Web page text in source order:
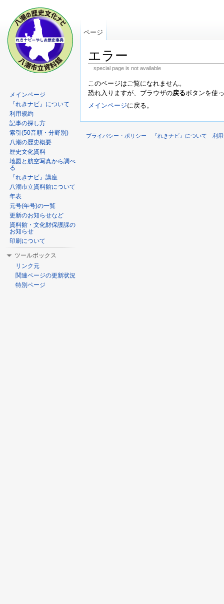
エラー
special page is not available
このページはご覧になれません。
恐れ入りますが、ブラウザの戻るボタンを使
メインページに戻る。
ページ
メインページ
『れきナビ』について
利用規約
記事の探し方
索引(50音順・分野別)
八潮の歴史概要
歴史文化資料
地図と航空写真から調べ
る
『れきナビ』講座
八潮市立資料館について
年表
元号(年号)の一覧
更新のお知らせなど
資料館・文化財保護課の
お知らせ
印刷について
ツールボックス
リンク元
関連ページの更新状況
特別ページ
プライバシー・ポリシー 『れきナビ』について 利